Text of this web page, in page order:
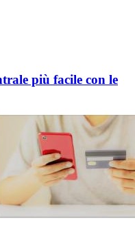
più facile con le